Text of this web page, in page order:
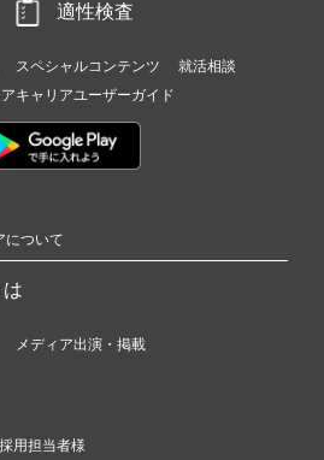
適性検査
スペシャルコンテンツ
就活相談
キャリアユーザーガイド
について
メディア出演・掲載
用担当者様